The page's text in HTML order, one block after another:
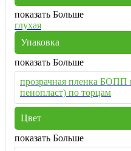
показать Больше
глухая
Упаковка
показать Больше
прозрачная пленка БОПП
пенопласт) по торцам
Цвет
показать Больше